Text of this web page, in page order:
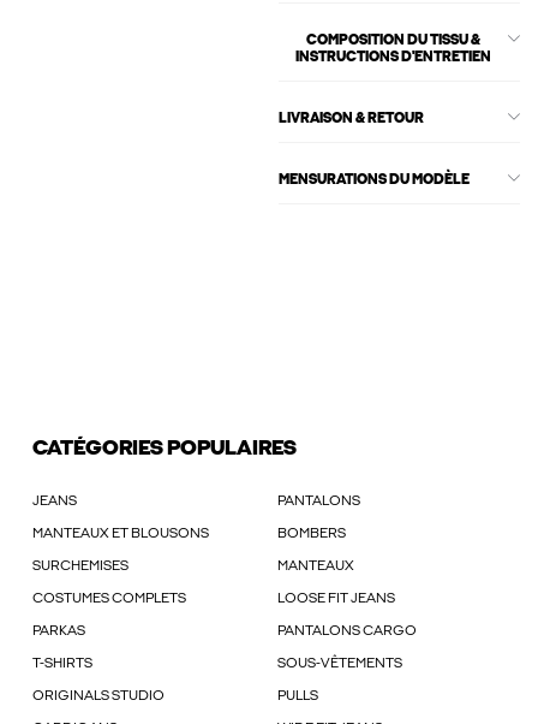
COMPOSITION DU TISSU &
INSTRUCTIONS D'ENTRETIEN
LIVRAISON & RETOUR
MENSURATIONS DU MODÈLE
CATÉGORIES POPULAIRES
JEANS PANTALONS
MANTEAUX ET BLOUSONS BOMBERS
SURCHEMISES MANTEAUX
COSTUMES COMPLETS LOOSE FIT JEANS
PARKAS PANTALONS CARGO
T-SHIRTS SOUS-VÊTEMENTS
ORIGINALS STUDIO PULLS